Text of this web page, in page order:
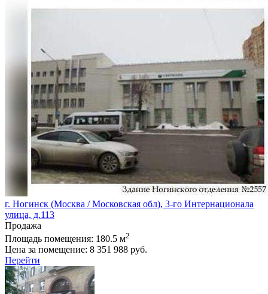
г. Ногинск (Москва / Московская обл), 3-го Интернационала
улица, д.113
Продажа
Площадь помещения: 180.5 м2
Цена за помещение: 8 351 988 руб.
Перейти